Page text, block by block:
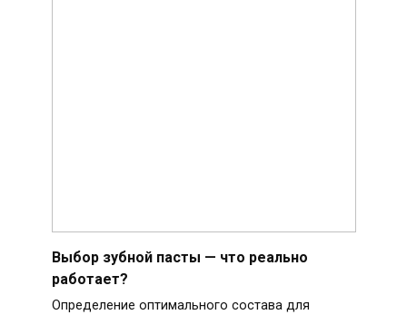
Выбор зубной пасты — что реально
работает?
Определение оптимального состава для